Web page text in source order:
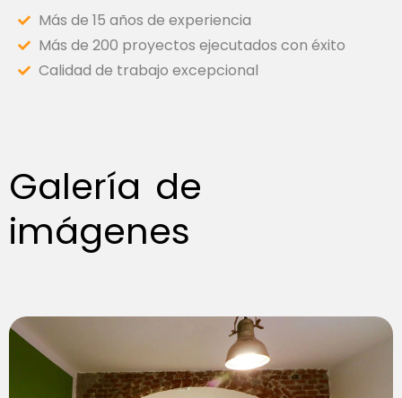
Más de 15 años de experiencia
Más de 200 proyectos ejecutados con éxito
Calidad de trabajo excepcional
Galería de
imágenes